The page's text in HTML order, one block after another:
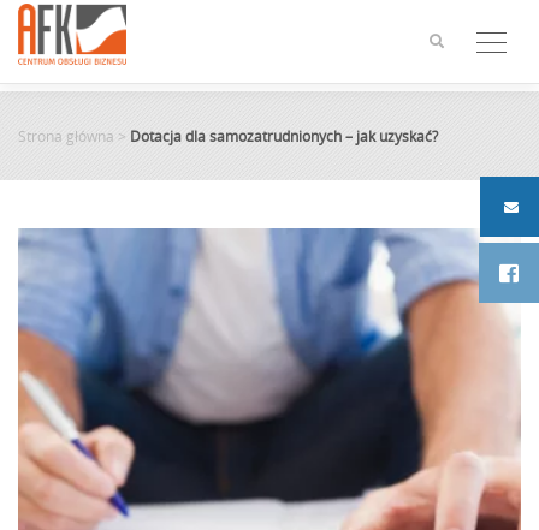
content
Strona główna > Dotacja dla samozatrudnionych – jak uzyskać?